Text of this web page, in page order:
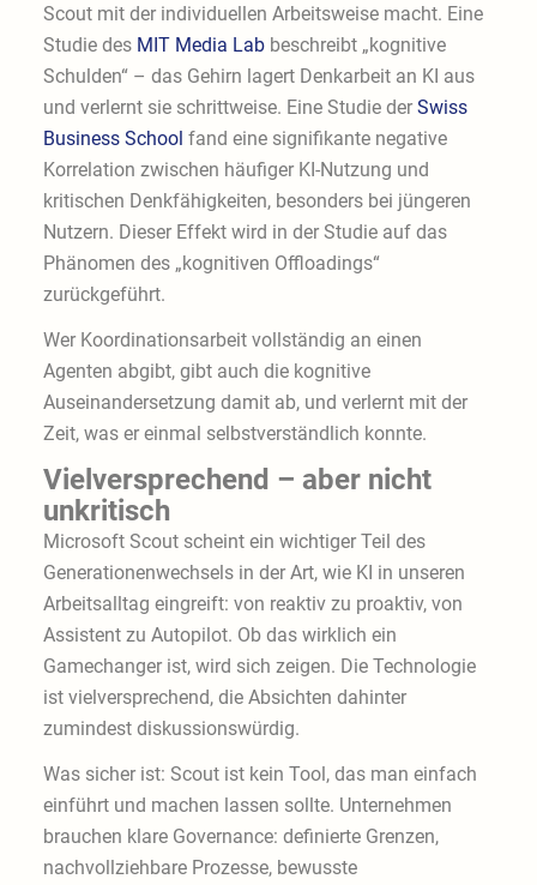
Scout mit der individuellen Arbeitsweise macht. Eine
Studie des MIT Media Labbeschreibt „kognitive
Schulden“ – das Gehirn lagert Denkarbeit an KI aus
und verlernt sie schrittweise. Eine Studie der Swiss
Business School fand eine signifikante negative
Korrelation zwischen häufiger KI-Nutzung und
kritischen Denkfähigkeiten, besonders bei jüngeren
Nutzern. Dieser Effekt wird in der Studie auf das
Phänomen des „kognitiven Offloadings“
zurückgeführt.
Wer Koordinationsarbeit vollständig an einen
Agenten abgibt, gibt auch die kognitive
Auseinandersetzung damit ab, und verlernt mit der
Zeit, was er einmal selbstverständlich konnte.
Vielversprechend – aber nicht
unkritisch
Microsoft Scout scheint ein wichtiger Teil des
Generationenwechsels in der Art, wie KI in unseren
Arbeitsalltag eingreift: von reaktiv zu proaktiv, von
Assistent zu Autopilot. Ob das wirklich ein
Gamechanger ist, wird sich zeigen. Die Technologie
ist vielversprechend, die Absichten dahinter
zumindest diskussionswürdig.
Was sicher ist: Scout ist kein Tool, das man einfach
einführt und machen lassen sollte. Unternehmen
brauchen klare Governance: definierte Grenzen,
nachvollziehbare Prozesse, bewusste